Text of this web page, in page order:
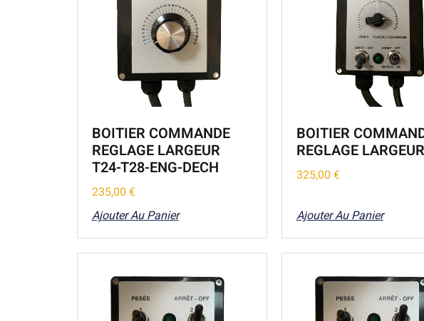
BOITIER COMMANDE
REGLAGE LARGEUR
T24-T28-ENG-DECH
235,00 €
Ajouter Au Panier
BOITIER
REGLAGE
325,00 €
Ajouter Au Panier